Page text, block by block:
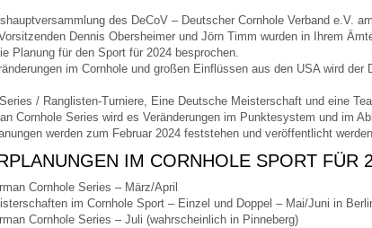
des DeCoV – Deutscher Cornhole Verband e.V.
Dennis Obersheimer und Jörn Timm wurden in Ihrem
Planung für den Sport für 2024 besprochen.
im Cornhole und großen Einflüssen aus den USA wird der
/ Ranglisten-Turniere, Eine Deutsche Meisterschaft und eine
Cornhole Series wird es Veränderungen im Punktesystem und im
werden zum Februar 2024 feststehen und veröffentlicht
IM CORNHOLE SPORT FÜR
Cornhole Series – März/April
im Cornhole Sport – Einzel und Doppel – Mai/Juni in
Cornhole Series – Juli (wahrscheinlich in Pinneberg)